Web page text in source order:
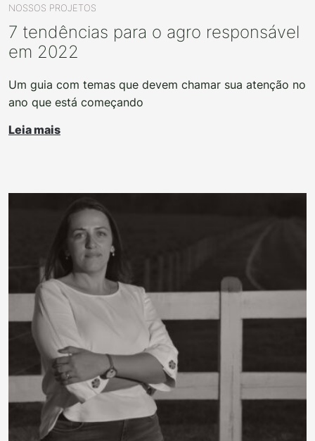
NOSSOS PROJETOS
7 tendências para o agro responsável
em 2022
Um guia com temas que devem chamar sua atenção no
ano que está começando
Leia mais